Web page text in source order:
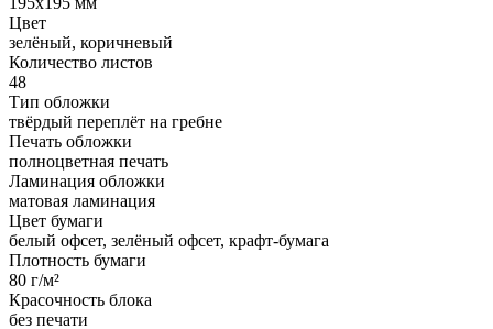
Цвет
зелёный, коричневый
Количество листов
48
Тип обложки
твёрдый переплёт на гребне
Печать обложки
полноцветная печать
Ламинация обложки
матовая ламинация
Цвет бумаги
белый офсет, зелёный офсет, крафт-бумага
Плотность бумаги
80 г/м²
Красочность блока
без печати